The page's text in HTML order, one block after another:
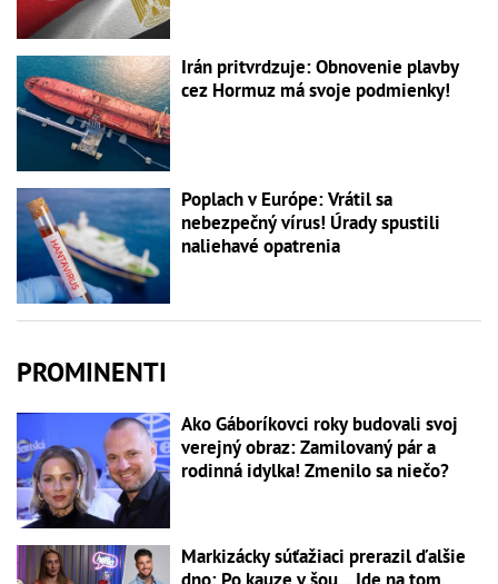
Irán pritvrdzuje: Obnovenie plavby
cez Hormuz má svoje podmienky!
Poplach v Európe: Vrátil sa
nebezpečný vírus! Úrady spustili
naliehavé opatrenia
PROMINENTI
Ako Gáboríkovci roky budovali svoj
verejný obraz: Zamilovaný pár a
rodinná idylka! Zmenilo sa niečo?
Markizácky súťažiaci prerazil ďalšie